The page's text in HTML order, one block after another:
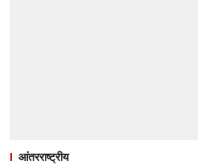
आंतरराष्ट्रीय